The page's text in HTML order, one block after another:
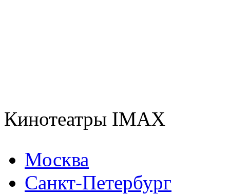
Кинотеатры IMAX
Москва
Санкт-Петербург